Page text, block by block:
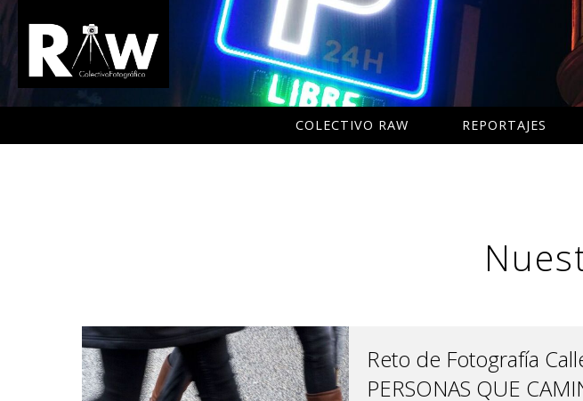
COLECTIVO RAW REPORTAJES
Reto de Fotografía
PERSONAS QUE